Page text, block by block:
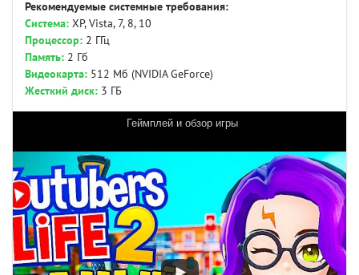
Рекомендуемые системные требования:
Система: XP, Vista, 7, 8, 10
Процессор: 2 ГГц
Память: 2 Гб
Видеокарта: 512 Мб (NVIDIA GeForce)
Жесткий диск: 3 ГБ
Геймплей и обзор игры